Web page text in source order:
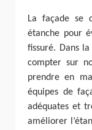
La façade se
étanche pour
fissuré. Dans
compter sur
prendre en
équipes de
adéquates et
améliorer